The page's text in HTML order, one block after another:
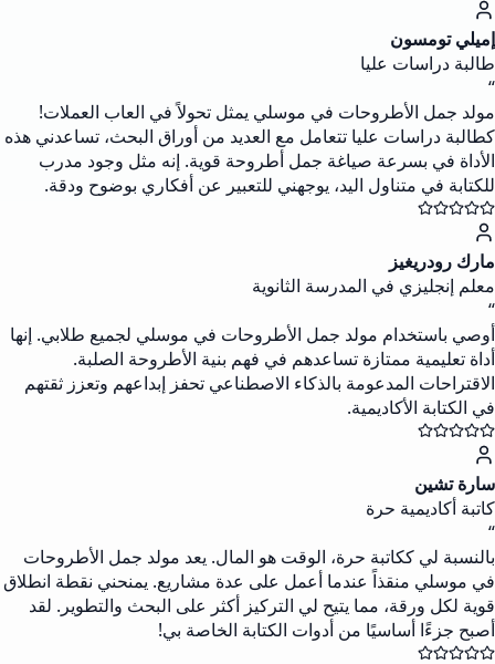
إميلي تومسون
طالبة دراسات عليا
“
مولد جمل الأطروحات في موسلي يمثل تحولاً في العاب العملات!
كطالبة دراسات عليا تتعامل مع العديد من أوراق البحث، تساعدني هذه
الأداة في بسرعة صياغة جمل أطروحة قوية. إنه مثل وجود مدرب
للكتابة في متناول اليد، يوجهني للتعبير عن أفكاري بوضوح ودقة.
مارك رودريغيز
معلم إنجليزي في المدرسة الثانوية
“
أوصي باستخدام مولد جمل الأطروحات في موسلي لجميع طلابي. إنها
أداة تعليمية ممتازة تساعدهم في فهم بنية الأطروحة الصلبة.
الاقتراحات المدعومة بالذكاء الاصطناعي تحفز إبداعهم وتعزز ثقتهم
في الكتابة الأكاديمية.
سارة تشين
كاتبة أكاديمية حرة
“
بالنسبة لي ككاتبة حرة، الوقت هو المال. يعد مولد جمل الأطروحات
في موسلي منقذاً عندما أعمل على عدة مشاريع. يمنحني نقطة انطلاق
قوية لكل ورقة، مما يتيح لي التركيز أكثر على البحث والتطوير. لقد
أصبح جزءًا أساسيًا من أدوات الكتابة الخاصة بي!